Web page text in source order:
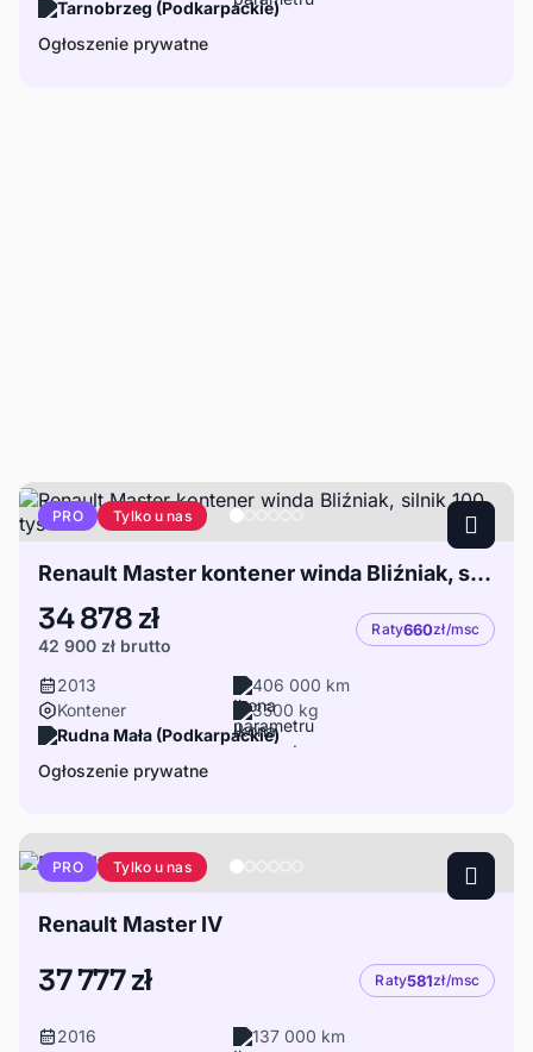
Tarnobrzeg (Podkarpackie)
Ogłoszenie prywatne
PRO Tylko u nas
Renault Master kontener winda Bliźniak, silnik 100 tys km
34 878 zł
42 900 zł brutto
Raty660zł/msc
2013
406 000 km
Kontener
3500 kg
Rudna Mała (Podkarpackie)
Ogłoszenie prywatne
PRO Tylko u nas
Renault Master IV
37 777 zł Raty581zł/msc
2016
137 000 km